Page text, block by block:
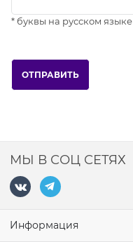
* буквы на русском языке
МЫ В СОЦ СЕТЯХ
Информация